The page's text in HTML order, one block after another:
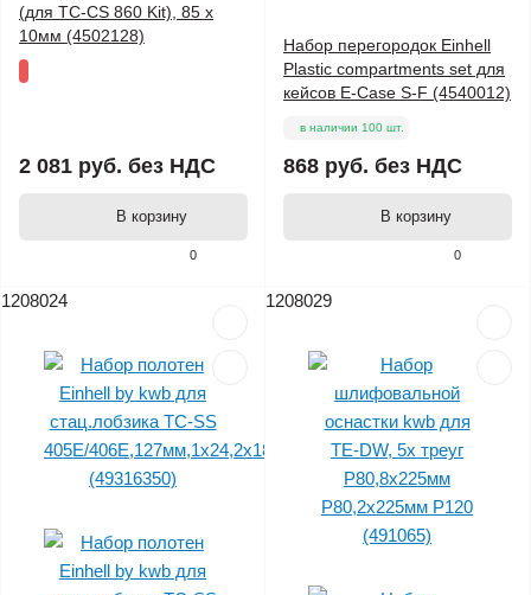
0
(для TC-CS 860 Kit), 85 х
10мм (4502128)
2 081 руб. без НДС
В корзину
0
Набор перегородок Einhell
Plastic compartments set для
кейсов E-Case S-F (4540012)
в наличии 100 шт.
868 руб. без НДС
В корзину
1208024 1208029